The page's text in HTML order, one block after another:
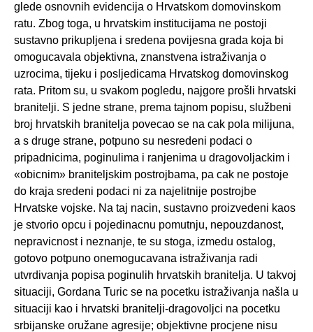
glede osnovnih evidencija o Hrvatskom domovinskom
ratu. Zbog toga, u hrvatskim institucijama ne postoji
sustavno prikupljena i sredena povijesna grada koja bi
omogucavala objektivna, znanstvena istraživanja o
uzrocima, tijeku i posljedicama Hrvatskog domovinskog
rata. Pritom su, u svakom pogledu, najgore prošli hrvatski
branitelji. S jedne strane, prema tajnom popisu, službeni
broj hrvatskih branitelja povecao se na cak pola milijuna,
a s druge strane, potpuno su nesredeni podaci o
pripadnicima, poginulima i ranjenima u dragovoljackim i
«obicnim» braniteljskim postrojbama, pa cak ne postoje
do kraja sredeni podaci ni za najelitnije postrojbe
Hrvatske vojske. Na taj nacin, sustavno proizvedeni kaos
je stvorio opcu i pojedinacnu pomutnju, nepouzdanost,
nepravicnost i neznanje, te su stoga, izmedu ostalog,
gotovo potpuno onemogucavana istraživanja radi
utvrdivanja popisa poginulih hrvatskih branitelja. U takvoj
situaciji, Gordana Turic se na pocetku istraživanja našla u
situaciji kao i hrvatski branitelji-dragovoljci na pocetku
srbijanske oružane agresije; objektivne procjene nisu